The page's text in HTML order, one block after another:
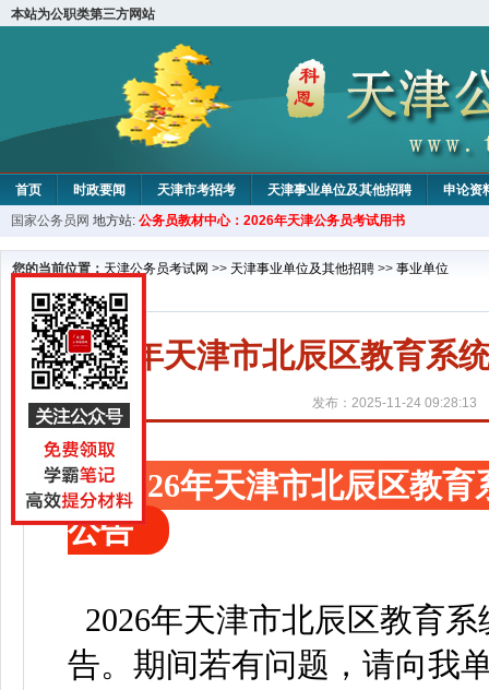
本站为公职类第三方网站
首页 时政要闻 天津市考招考 天津事业单位及其他招聘 申论资
教材中心
国家公务员网 地方站: 公务员教材中心：2026年天津公务员考试用书
您的当前位置： 天津公务员考试网 >> 天津事业单位及其他招聘 >> 事业单位
2026年天津市北辰区教育系
发布：2025-11-24 09:28:13
2026年天津市北辰区教
公告
2026年天津市北辰区教育
告。 期间若有问题，请向我